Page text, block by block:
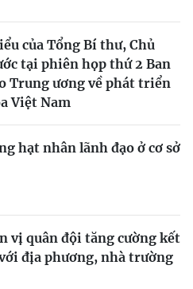
của Tổng Bí thư, Chủ
tại phiên họp thứ 2 Ban
Trung ương về phát triển
Việt Nam
hạt nhân lãnh đạo ở cơ sở
vị quân đội tăng cường kết
địa phương, nhà trường